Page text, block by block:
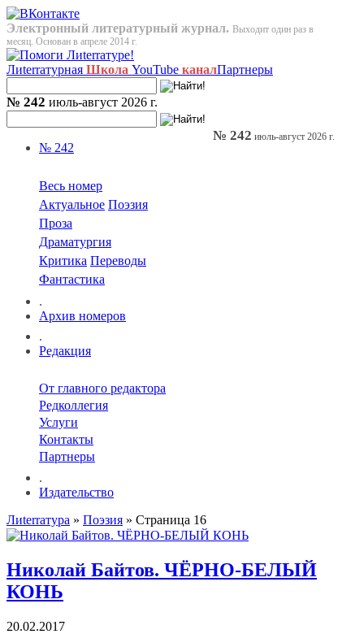
Электронный литературный журнал. Выходит один раз в
месяц. Основан в апреле 2014 г.
Лиterraтурная Школа YouTube каналПартнеры
№ 242 июль-август 2026 г.
№ 242
Весь номер
Актуальное Поэзия
Проза
Драматургия
Критика Переводы
Фантастика
.
Архив номеров
.
Редакция
От главного редактора
Редколлегия
Услуги
Контакты
Партнеры
.
Издательство
№ 242 июль-август 2026 г.
Лиterraтура » Поэзия » Страница 16
Николай Байтов. ЧЁРНО-БЕЛЫЙ
КОНЬ
20.02.2017